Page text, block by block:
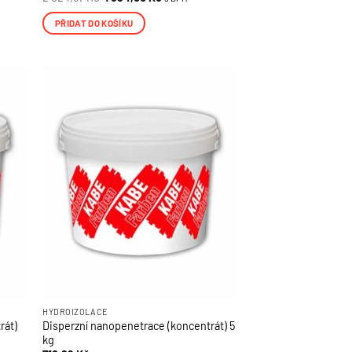
byla:
2
PŘIDAT DO KOŠÍKU
HYDROIZOLACE
Disperzní nanopenetrace (koncentrát) 5
kg